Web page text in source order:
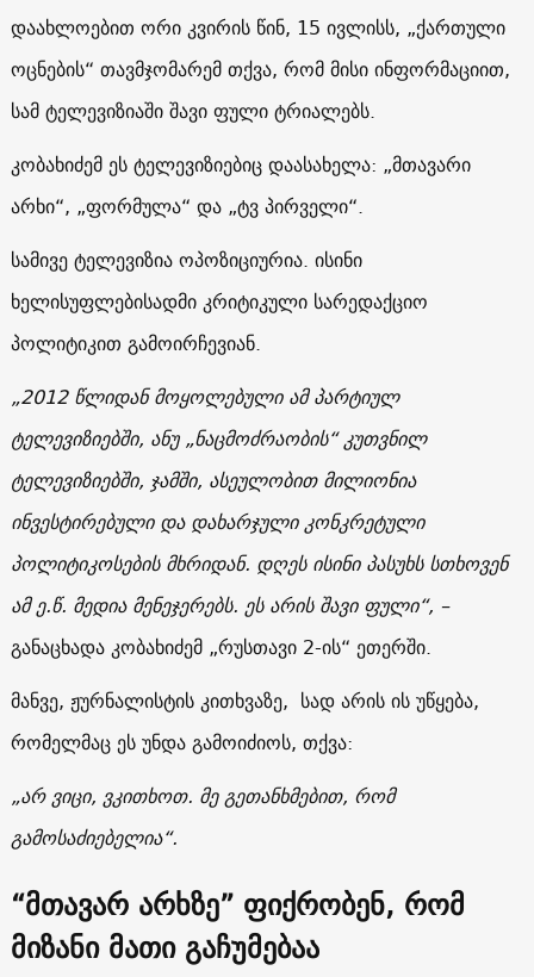
დაახლოებით ორი კვირის წინ, 15 ივლისს, „ქართული
ოცნების“ თავმჯომარემ თქვა, რომ მისი ინფორმაციით,
სამ ტელევიზიაში შავი ფული ტრიალებს.
კობახიძემ ეს ტელევიზიებიც დაასახელა: „მთავარი
არხი“, „ფორმულა“ და „ტვ პირველი“.
სამივე ტელევიზია ოპოზიციურია. ისინი
ხელისუფლებისადმი კრიტიკული სარედაქციო
პოლიტიკით გამოირჩევიან.
„2012 წლიდან მოყოლებული ამ პარტიულ
ტელევიზიებში, ანუ „ნაცმოძრაობის“ კუთვნილ
ტელევიზიებში, ჯამში, ასეულობით მილიონია
ინვესტირებული და დახარჯული კონკრეტული
პოლიტიკოსების მხრიდან. დღეს ისინი პასუხს სთხოვენ
ამ ე.წ. მედია მენეჯერებს. ეს არის შავი ფული“, –
განაცხადა კობახიძემ „რუსთავი 2-ის“ ეთერში.
მანვე, ჟურნალისტის კითხვაზე, სად არის ის უწყება,
რომელმაც ეს უნდა გამოიძიოს, თქვა:
„არვიცი, ვკითხოთ. მეგეთანხმებით, რომ
გამოსაძიებელია“.
“მთავარ არხზე” ფიქრობენ, რომ
მიზანი მათი გაჩუმებაა